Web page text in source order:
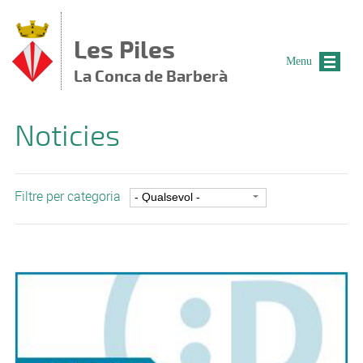
Les Piles
La Conca de Barberà
Noticies
Filtre per categoria
Menu